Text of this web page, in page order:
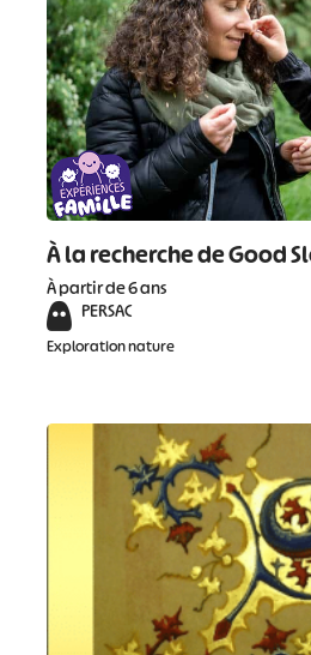
À la recherche de Good
À partir de 6 ans
PERSAC
Exploration nature
# # #
#
#
#